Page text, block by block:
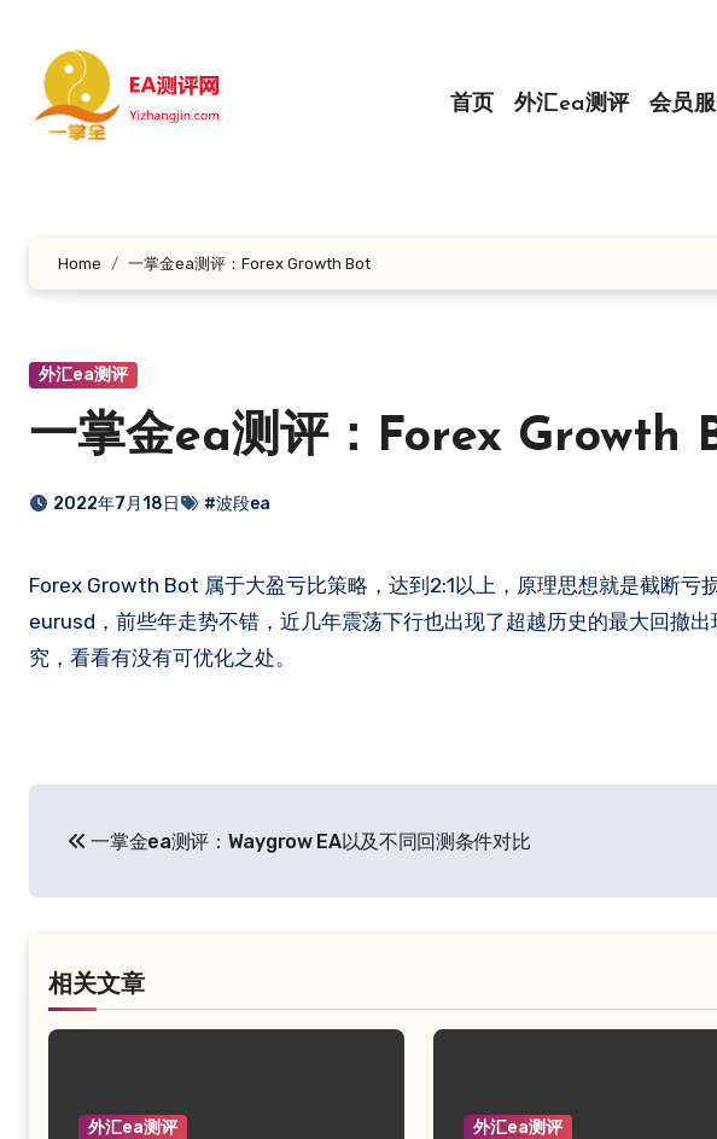
首页 外汇ea测评 会员
Home 一掌金ea测评：Forex Growth Bot
外汇ea测评
一掌金ea测评：Forex Growth
2022年7月18日 #波段ea
Forex Growth Bot ​属于大盈亏比策略，达到2:1以上，原理思想就是截断亏损，让利润奔跑。不过整体都很坎坷，作者推荐
eurusd，前些年走势不错，近几年震荡下行也出现了超越历史的最大回撤
究，看看有没有可优化之处。
导
一掌金ea测评：Waygrow EA以及不同回测条件对比
相关文章
外汇ea测评 外汇ea测评